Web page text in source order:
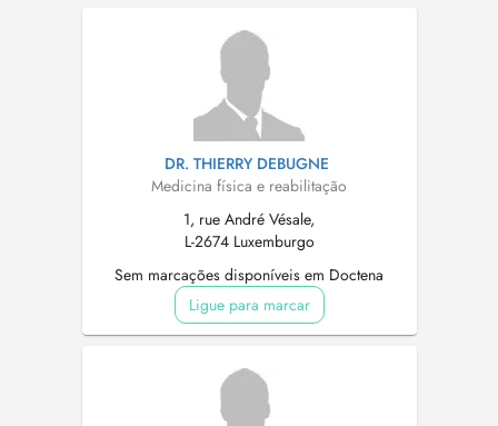
DR. THIERRY DEBUGNE
Medicina física e reabilitação
1, rue André Vésale,
L-2674 Luxemburgo
Sem marcações disponíveis em Doctena
Ligue para marcar